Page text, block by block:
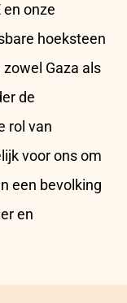
en onze
hoeksteen
Gaza als
de
rol van
voor ons om
een bevolking
en